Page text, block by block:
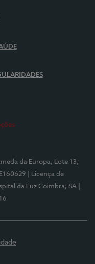
da Europa, Lote 13,
| Licença de
da Luz Coimbra, SA